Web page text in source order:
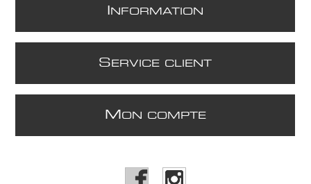
NFORMATION
S ERVICE CLIENT
M ON COMPTE